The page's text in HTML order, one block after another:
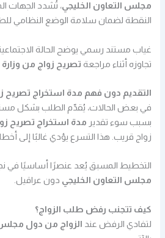
مجلس التعاون الخليجي، تُشدد الجهات
النقطة لضمان سلامة الوضع النظامي
غياب مستند رسمي يوضح الحالة
تجاوزه أثناء مراجعة تصريح زواج من وزارة
التقديم دون فهم مدة استخراج تصريح
في بعض الحالات، يُقدّم الطلب بشكل
بسبب سوء تقدير مدة استخراج تصريح
زواج قريب. هذا التسرع يؤدي غالبًا إلى
التخطيط المسبق يُعد عنصرًا أساسيًا في
مجلس التعاون الخليجي دون عراقيل.
كيف تتجنب رفض طلب الزواج؟
لتفادي الرفض عند الزواج من دول مجلس